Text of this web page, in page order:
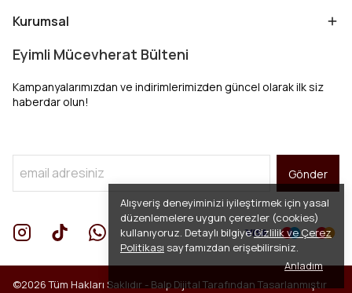
Alışveriş deneyiminizi iyileştirmek için yasal
düzenlemelere uygun çerezler (cookies)
kullanıyoruz. Detaylı bilgiyeGizlilik ve Çerez
Politikası sayfamızdan erişebilirsiniz.
Anladım
Kurumsal
Eyimli Mücevherat Bülteni
Kampanyalarımızdan ve indirimlerimizden güncel olarak ilk siz
haberdar olun!
Gönder
©2026 Tüm Hakları Saklıdır - Balp Dijital Tarafından Tasarlanmıştır